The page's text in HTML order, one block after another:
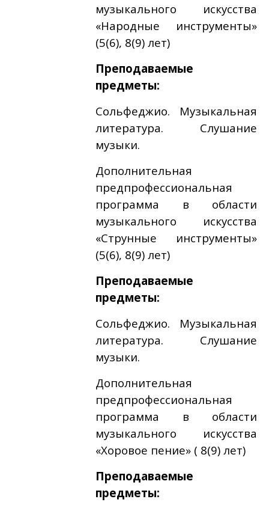
музыкального искусства
«Народные инструменты»
(5(6), 8(9) лет)
Преподаваемые
предметы:
Сольфеджио. Музыкальная
литература. Слушание
музыки.
Дополнительная
предпрофессиональная
программа в области
музыкального искусства
«Струнные инструменты»
(5(6), 8(9) лет)
Преподаваемые
предметы:
Сольфеджио. Музыкальная
литература. Слушание
музыки.
Дополнительная
предпрофессиональная
программа в области
музыкального искусства
«Хоровое пение» ( 8(9) лет)
Преподаваемые
предметы: